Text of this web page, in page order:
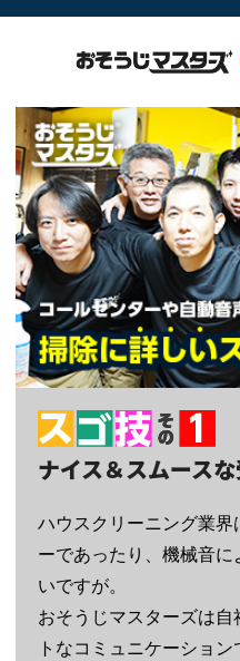
ナイス＆スムース
ハウスクリーニング業界
ーであったり、機械音
いですが。
おそうじマスターズは自
トなコミュニケーショ